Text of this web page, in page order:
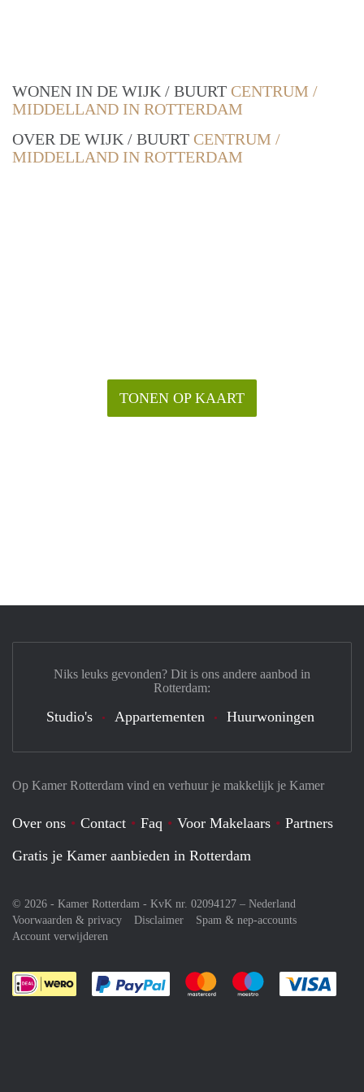
WONEN IN DE WIJK / BUURT CENTRUM /
MIDDELLAND IN ROTTERDAM
OVER DE WIJK / BUURT CENTRUM /
MIDDELLAND IN ROTTERDAM
TONEN OP KAART
Op Kamer Rotterdam vind en verhuur je makkelijk je Kamer
Over ons Contact Faq Voor Makelaars
Partners
Gratis je Kamer aanbieden in Rotterdam
© 2026 - Kamer Rotterdam - KvK nr. 02094127 – Nederland
Voorwaarden & privacy
Disclaimer
Spam & nep-accounts
Account verwijderen
Je rekent gemakkelijk af met Paypal
Je rekent gemakkelijk af met
Je rekent
Niks leuks gevonden? Dit is ons andere aanbod in
Rotterdam:
Studio's Appartementen Huurwoningen